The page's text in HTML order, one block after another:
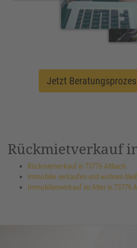
Jetzt
Rückmietverkauf
Rückmietverkauf in 73776 Altbach
Immobilie verkaufen und wohnen
Immobilienverkauf im Alter in 73776